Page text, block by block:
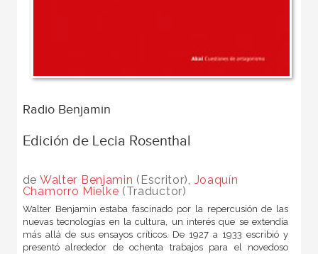
Radio Benjamin
Edición de Lecia Rosenthal
de Walter Benjamin (Escritor), Joaquín
Chamorro Mielke (Traductor)
Walter Benjamin estaba fascinado por la repercusión de las
nuevas tecnologías en la cultura, un interés que se extendía
más allá de sus ensayos críticos. De 1927 a 1933 escribió y
presentó alrededor de ochenta trabajos para el novedoso